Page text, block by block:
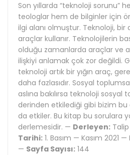
Son yıllarda “teknoloji sorunu”
teologlar hem de bilginler için
ilgi alanı olmuştur. Teknoloji,
araçlar kullanır. Teknolojilerin
olduğu zamanlarda araçlar ve
ilişkiyi anlamak çok zor değildi.
teknoloji artık bir yığın araç,
daha fazlasıdır. Sosyal
aslına bakılırsa teknoloji sosyal
derinden etkilediği gibi bizim bu
da etkiler. Bu kitap bu sorulara
derlemesidir. — Derleyen:
Tarihi: 1. Basım — Kasım 2021 —
— Sayfa Sayısı: 144